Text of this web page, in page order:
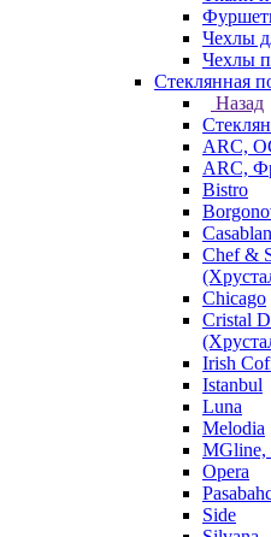
Чехлы
Чехлы
Стеклянная
Назад
ARC,
ARC,
Bistro
Chef &
Chicago
Cristal
Irish
Istanbul
Luna
Melodia
MGline,
Opera
Side